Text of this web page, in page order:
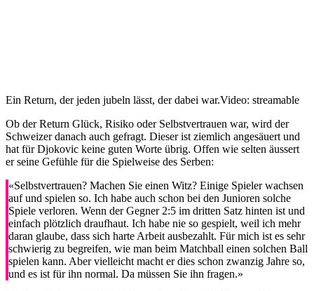
Ein Return, der jeden jubeln lässt, der dabei war.Video: streamable
Ob der Return Glück, Risiko oder Selbstvertrauen war, wird der
Schweizer danach auch gefragt. Dieser ist ziemlich angesäuert und
hat für Djokovic keine guten Worte übrig. Offen wie selten äussert
er seine Gefühle für die Spielweise des Serben:
«Selbstvertrauen? Machen Sie einen Witz? Einige Spieler wachsen
auf und spielen so. Ich habe auch schon bei den Junioren solche
Spiele verloren. Wenn der Gegner 2:5 im dritten Satz hinten ist und
einfach plötzlich draufhaut. Ich habe nie so gespielt, weil ich mehr
daran glaube, dass sich harte Arbeit ausbezahlt. Für mich ist es sehr
schwierig zu begreifen, wie man beim Matchball einen solchen Ball
spielen kann. Aber vielleicht macht er dies schon zwanzig Jahre so,
und es ist für ihn normal. Da müssen Sie ihn fragen.»